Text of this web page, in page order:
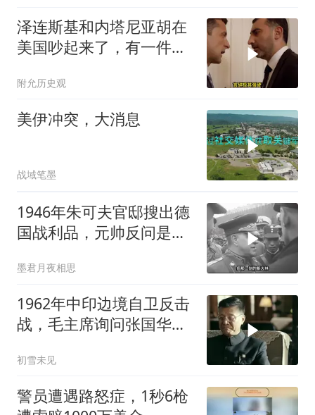
泽连斯基和内塔尼亚胡在
美国吵起来了，有一件事
附允历史观
美伊冲突，大消息
战域笔墨
1946年朱可夫官邸搜出德
国战利品，元帅反问是否
墨君月夜相思
1962年中印边境自卫反击
战，毛主席询问张国华能
初雪未见
警员遭遇路怒症，1秒6枪